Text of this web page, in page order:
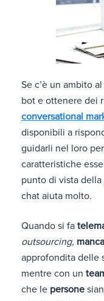
Se c’è un ambito
bot e ottenere dei
conversational
disponibili a
guidarli nel loro
caratteristiche
punto di vista della
chat aiuta molto.
Quando si fa
outsourcing,
approfondita delle
mentre con un
che le persone